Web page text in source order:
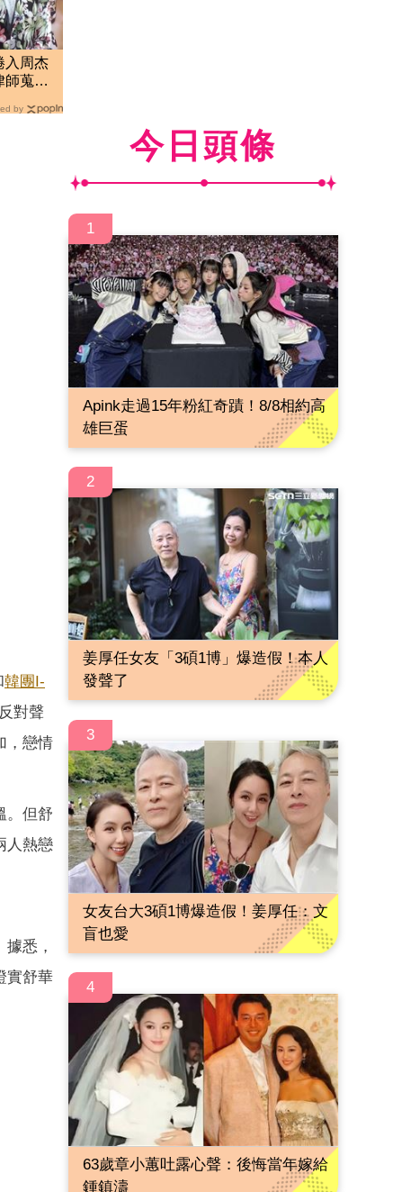
入周杰
蒐證
by
韓團I-
對聲
，戀情
。但舒
人熱戀
悉，
實舒華
今日頭條
1
Apink走過15年粉紅奇蹟！8/8相約高
雄巨蛋
2
姜厚任女友「3碩1博」爆造假！本人
發聲了
3
女友台大3碩1博爆造假！姜厚任：文
盲也愛
4
63歲章小蕙吐露心聲：後悔當年嫁給
鍾鎮濤